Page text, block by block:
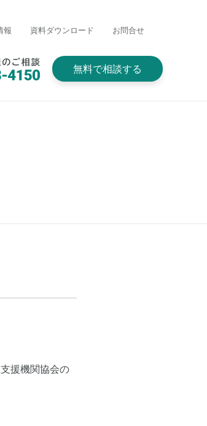
報 資料ダウンロード お問合せ
無料で相談する
援機関協会の